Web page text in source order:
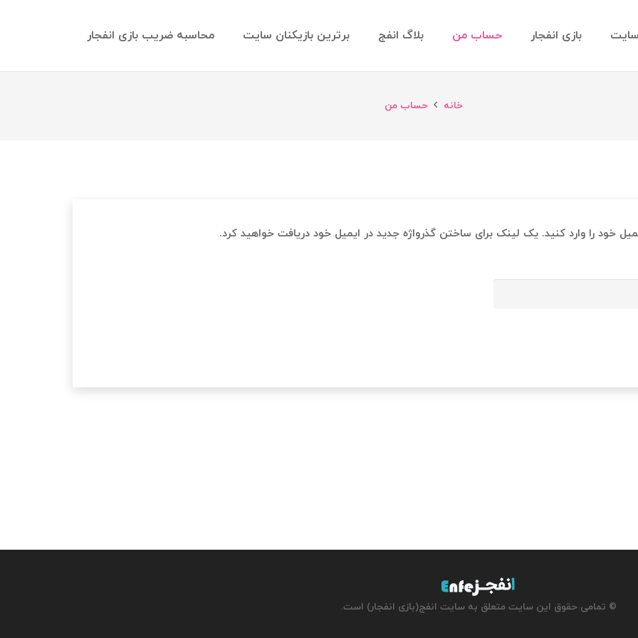
بازی انفجار حساب من بلاگ انفج برترین بازیکنان سایت محاسبه ضریب بازی انفجار
خانه حساب من
خود را وارد کنید. یک لینک برای ساختن گذرواژه جدید در ایمیل خود دریافت خواهید کرد.
© تمامی حقوق این سایت متعلق به سایت انفج(بازی انفجار) است.